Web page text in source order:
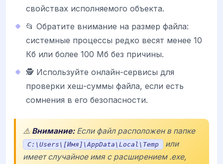
свойствах исполняемого объекта.
📂 Обратите внимание на размер файла:
системные процессы редко весят менее 10
Кб или более 100 Мб без причины.
🕵️ Используйте онлайн-сервисы для
проверки хеш-суммы файла, если есть
сомнения в его безопасности.
⚠️Внимание:Если файл расположен в папке
C:\Users\[Имя]\AppData\Local\Temp
или
имеет случайное имя с расширением .exe,